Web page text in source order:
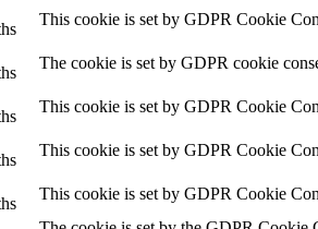
This cookie is set by GDPR Cookie
The cookie is set by GDPR cookie
This cookie is set by GDPR Cookie
This cookie is set by GDPR Cookie
This cookie is set by GDPR Cookie